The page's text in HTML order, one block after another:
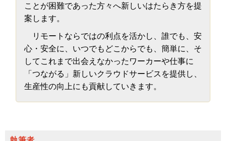
ことが困難であった方々へ新しいはたらき方を提
案します。
リモートならではの利点を活かし、誰でも、安
心・安全に、いつでもどこからでも、簡単に、そ
してこれまで出会えなかったワーカーや仕事に
「つながる」新しいクラウドサービスを提供し、
生産性の向上にも貢献していきます。